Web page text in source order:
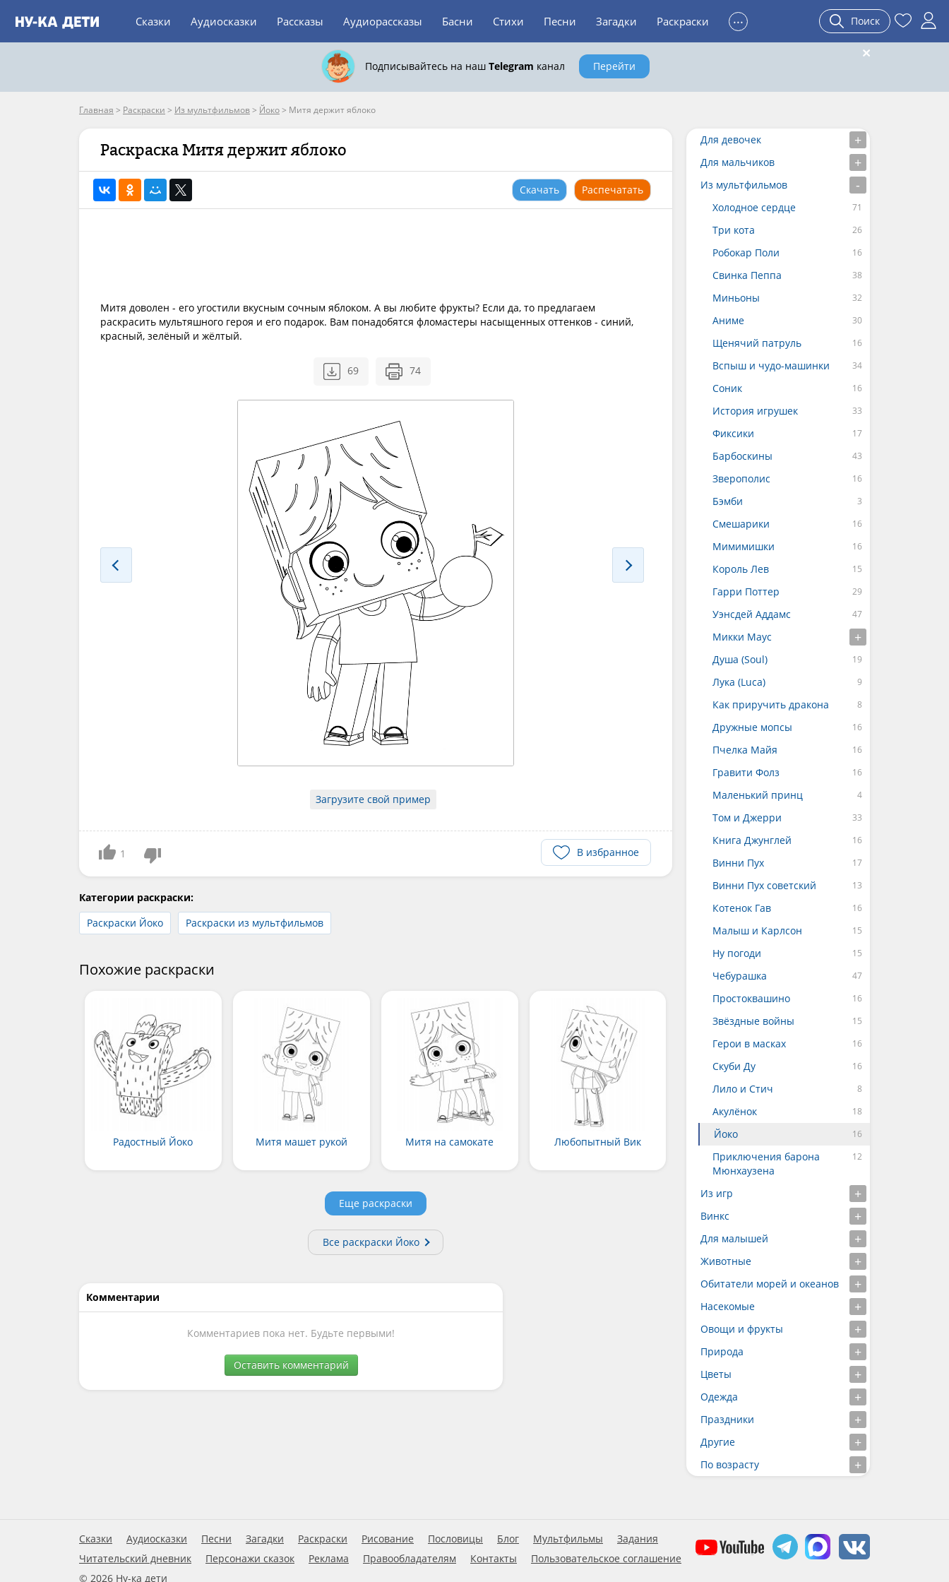
Сказки Аудиосказки Рассказы Аудиорассказы Басни Стихи Песни Загадки Раскраски ... Поиск
Подписывайтесь на наш Telegram канал Перейти
Главная > Раскраски > Из мультфильмов> Йоко> Митя держит яблоко
Раскраска Митя держит яблоко
Скачать Распечатать
Митя доволен - его угостили вкусным сочным яблоком. А вы любите фрукты? Если да, то предлагаем
раскрасить мультяшного героя и его подарок. Вам понадобятся фломастеры насыщенных оттенков - синий,
красный, зелёный и жёлтый.
69 74
Загрузите свой пример
1 В избранное
Категории раскраски:
Раскраски Йоко
Раскраски из мультфильмов
Похожие раскраски
Радостный Йоко Митя машет рукой Митя на самокате Любопытный Вик
Еще раскраски
Все раскраски Йоко
Комментарии
Комментариев пока нет. Будьте первыми!
Оставить комментарий
Для девочек
Для мальчиков
Из мультфильмов
Холодное сердце
Три кота
Робокар Поли
Свинка Пеппа
Миньоны
Аниме
Щенячий патруль
Вспыш и чудо-машинки
Соник
История игрушек
Фиксики
Барбоскины
Зверополис
Бэмби
Смешарики
Мимимишки
Король Лев
Гарри Поттер
Уэнсдей Аддамс
Микки Маус
Душа (Soul)
Лука (Luca)
Как приручить дракона
Дружные мопсы
Пчелка Майя
Гравити Фолз
Маленький принц
Том и Джерри
Книга Джунглей
Винни Пух
Винни Пух советский
Котенок Гав
Малыш и Карлсон
Ну погоди
Чебурашка
Простоквашино
Звёздные войны
Герои в масках
Скуби Ду
Лило и Стич
Акулёнок
Йоко
Приключения барона
Мюнхаузена
Из игр
Винкс
Для малышей
Животные
Обитатели морей и океанов
Насекомые
Овощи и фрукты
Природа
Цветы
Одежда
Праздники
Другие
По возрасту
Сказки Аудиосказки Песни Загадки Раскраски Рисование Пословицы Блог Мультфильмы
Задания
Читательский дневник
Персонажи сказок Реклама Правообладателям Контакты
Пользовательское соглашение
© 2026 Ну-ка дети